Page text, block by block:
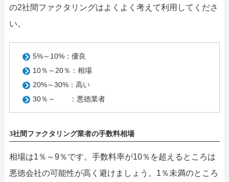
の2社間ファクタリングはよくよく考えて利用してくださ
い。
5%～10%：優良
10％～20％：相場
20%～30%：高い
30％～ ：悪徳業者
3社間ファクタリング業者の手数料相場
相場は1％～9％です。手数料率が10％を超えるところは
悪徳会社の可能性が高く避けましょう。1％未満のところ